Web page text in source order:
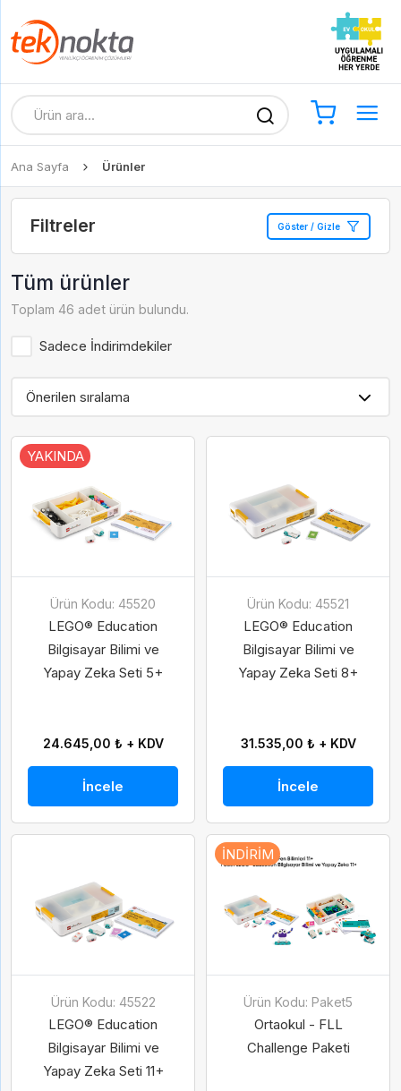
Ana Sayfa Ürünler
Filtreler Göster / Gizle
Tüm ürünler
Toplam 46 adet ürün bulundu.
Sadece İndirimdekiler
YAKINDA
Ürün Kodu: 45520
LEGO® Education
Bilgisayar Bilimi ve
Yapay Zeka Seti 5+
24.645,00 ₺ + KDV
İncele
Ürün Kodu: 45521
LEGO® Education
Bilgisayar Bilimi ve
Yapay Zeka Seti 8+
31.535,00 ₺ + KDV
İncele
Ürün Kodu: 45522
LEGO® Education
Bilgisayar Bilimi ve
Yapay Zeka Seti 11+
İNDIRIM
Ürün Kodu: Paket5
Ortaokul - FLL
Challenge Paketi